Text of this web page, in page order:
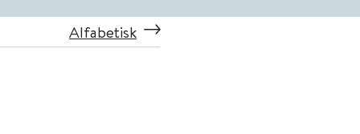
Alfabetisk